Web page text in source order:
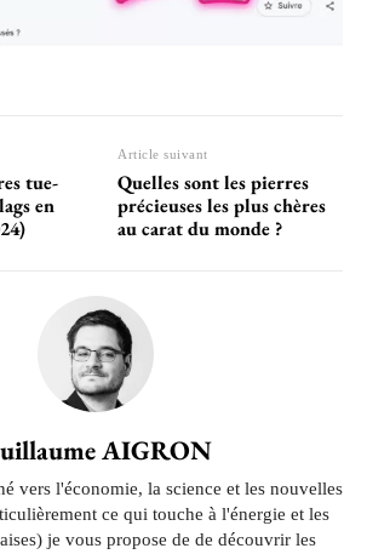
tue-
en
Article suivant
Quelles sont les pierres
précieuses les plus chères
au carat du monde ?
AIGRON
vers l'économie, la science et les nouvelles
ce qui touche à l'énergie et les
je vous propose de de découvrir les